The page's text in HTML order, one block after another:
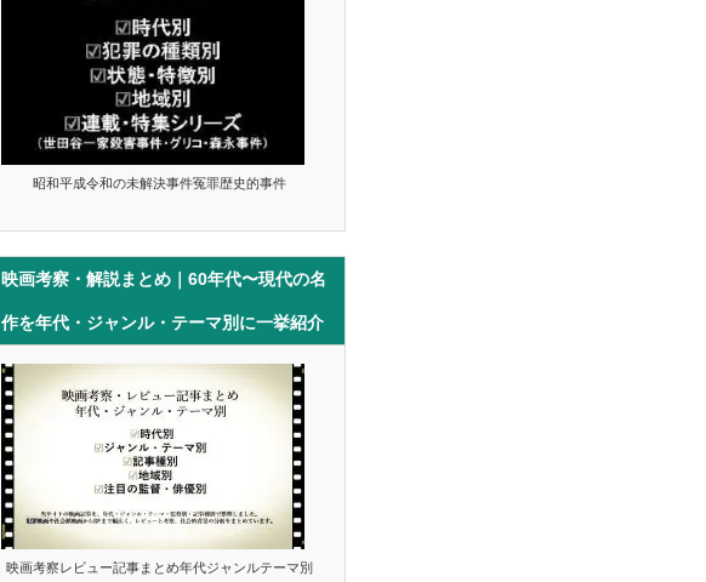
昭和平成令和の未解決事件冤罪歴史的事件
映画考察・解説まとめ｜60年代〜現代の名
作を年代・ジャンル・テーマ別に一挙紹介
映画考察レビュー記事まとめ年代ジャンルテーマ別